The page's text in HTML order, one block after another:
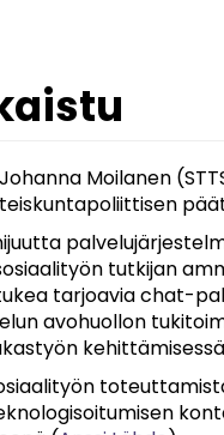
Moilanen
tutkijan
tarjoavia chat-
avohuollon